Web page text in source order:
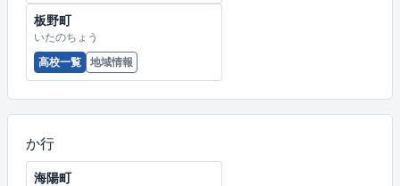
板野町
いたのちょう
高校一覧
地域情報
か行
海陽町